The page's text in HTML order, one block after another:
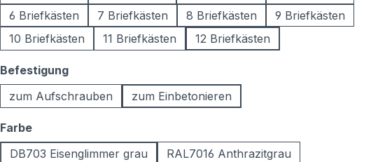
6 Briefkästen
7 Briefkästen 8 Briefkästen
9 Briefkästen
10 Briefkästen
11 Briefkästen 12 Briefkästen
Befestigungauswählen
zum Aufschrauben
zum Einbetonieren
Farbeauswählen
DB703 Eisenglimmer grau
RAL7016 Anthrazitgrau